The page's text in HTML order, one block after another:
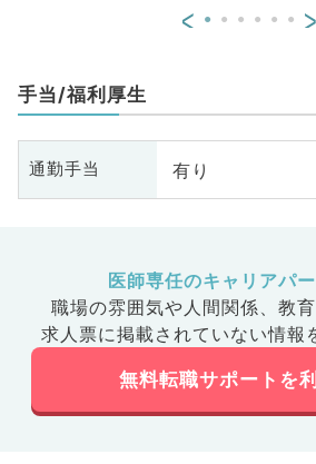
< >
手当/福利厚生
通勤手当 有り
医師専任のキャリアパ
職場の雰囲気や人間関係、 教
求人票に掲載されていない情報
無料転職サポートを